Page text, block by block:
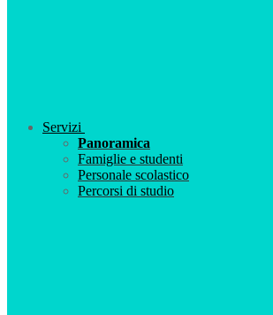
Servizi
Panoramica
Famiglie e studenti
Personale scolastico
Percorsi di studio